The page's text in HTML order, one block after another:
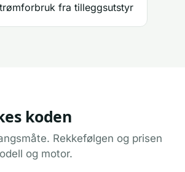
fra tilleggsutstyr
koden
Rekkefølgen og prisen
og motor.